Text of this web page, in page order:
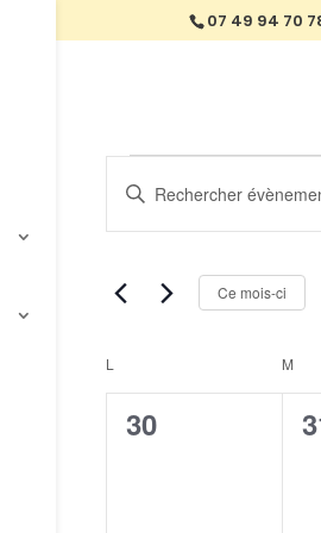
07 49 94 70
Évènements
Recherche
et
navigation
vues
Évènements
Saisir
mot-
clé.
Évènements
clé.
Ce mois-ci
Calendrier
de
Évènements
L M
0
30
0